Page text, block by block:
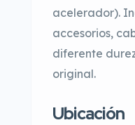
acelerador).
accesorios,
diferente
original.
Ubicación